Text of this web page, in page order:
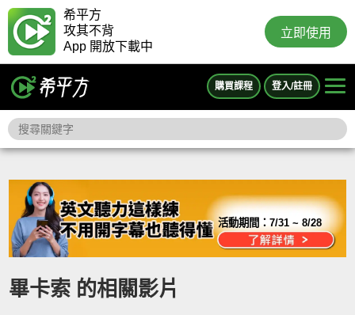
希平方
攻其不背
App 開放下載中
立即使用
購買課程 登入/註冊
活動期間：7/31 ~ 8/28
畢卡索 的相關影片